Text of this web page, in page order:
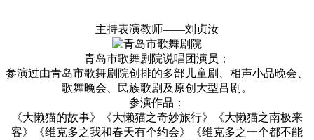
主持表演教师——刘贞汝
青岛市歌舞剧院说唱团演员；
参演过由青岛市歌舞剧院创排的多部儿童剧、相声小品晚会、
歌舞晚会、民族歌剧及原创大型吕剧。
参演作品：
《大懒猫的故事》《大懒猫之奇妙旅行》《大懒猫之南极来
客》《维克多之我和春天有个约会》《维克多之一个都不能